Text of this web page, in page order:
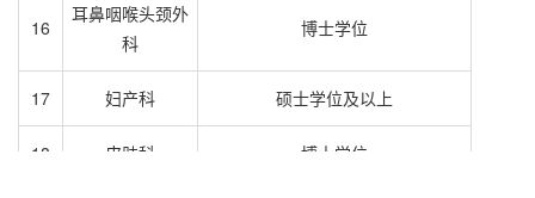
16
耳鼻咽喉头颈外
科
博士学位
17 妇产科 硕士学位及以上
18 皮肤科 博士学位